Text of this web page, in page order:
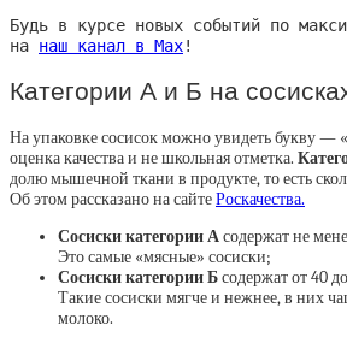
Будь в курсе новых событий по
на наш канал в Max!
Категории А и Б на
На упаковке сосисок можно увидеть букву —
оценка качества и не школьная отметка.
долю мышечной ткани в продукте, то есть
Об этом рассказано на сайтеРоскачества.
Сосиски категории Асодержат не
Это самые «мясные» сосиски;
Сосиски категории Бсодержат от 40
Такие сосиски мягче и нежнее, в них
молоко.